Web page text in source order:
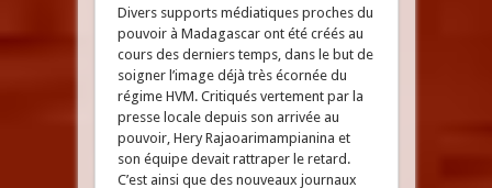
Divers supports médiatiques proches du
pouvoir à Madagascar ont été créés au
cours des derniers temps, dans le but de
soigner l’image déjà très écornée du
régime HVM. Critiqués vertement par la
presse locale depuis son arrivée au
pouvoir, Hery Rajaoarimampianina et
son équipe devait rattraper le retard.
C’est ainsi que des nouveaux journaux